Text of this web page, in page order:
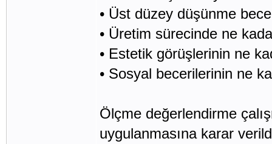
• Üst düzey düşünme
• Üretim sürecinde ne
• Estetik görüşlerinin ne
• Sosyal becerilerinin ne
Ölçme değerlendirme
uygulanmasına karar